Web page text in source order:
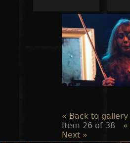
« Back to gallery
Item 26 of 38
«
Next »